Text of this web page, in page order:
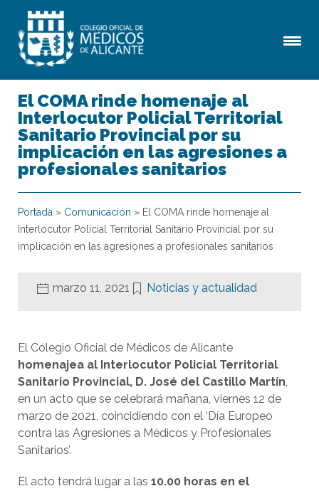
El COMA rinde homenaje al
Interlocutor Policial Territorial
Sanitario Provincial por su
implicación en las agresiones a
profesionales sanitarios
Portada » Comunicación » El COMA rinde homenaje al
Interlocutor Policial Territorial Sanitario Provincial por su
implicación en las agresiones a profesionales sanitarios
marzo 11, 2021 Noticias y actualidad
El Colegio Oficial de Médicos de Alicante
homenajea al Interlocutor Policial Territorial
Sanitario Provincial, D. José del Castillo Martín,
en un acto que se celebrará mañana, viernes 12 de
marzo de 2021, coincidiendo con el ‘Día Europeo
contra las Agresiones a Médicos y Profesionales
Sanitarios’.
El acto tendrá lugar a las 10.00 horas en el